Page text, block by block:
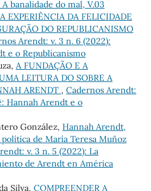
banalidade do mal, V.03
A EXPERIÊNCIA DA FELICIDADE
DO REPUBLICANISMO
Arendt: v. 3 n. 6 (2022):
e o Republicanismo
A FUNDAÇÃO E A
LEITURA DO SOBRE A
ARENDT , Cadernos Arendt:
Hannah Arendt e o
González, Hannah Arendt,
política de María Teresa Muñoz
v. 3 n. 5 (2022): La
de Arendt en América
Silva, COMPREENDER A